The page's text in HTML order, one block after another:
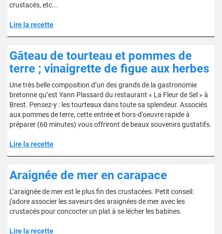
crustacés, etc...
Lire la recette
Gâteau de tourteau et pommes de
terre ; vinaigrette de figue aux herbes
Une très belle composition d’un des grands de la gastronomie
bretonne qu’est Yann Plassard du restaurant « La Fleur de Sel » à
Brest. Pensez-y : les tourteaux dans toute sa splendeur. Associés
aux pommes de terre, cette entrée et hors-d'oeuvre rapide à
préparer (60 minutes) vous offriront de beaux souvenirs gustatifs.
Lire la recette
Araignée de mer en carapace
L’araignée de mer est le plus fin des crustacées. Petit conseil:
j'adore associer les saveurs des araignées de mer avec les
crustacés pour concocter un plat à se lécher les babines.
Lire la recette